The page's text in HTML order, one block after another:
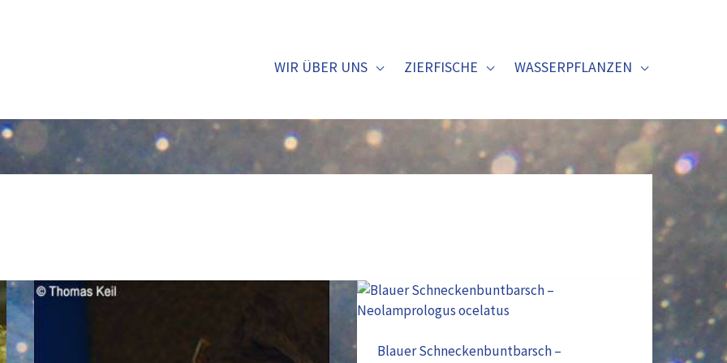
WIR ÜBER UNS ZIERFISCHE WASSERPFLANZEN
Blauer Schneckenbuntbarsch –
Blauer
–